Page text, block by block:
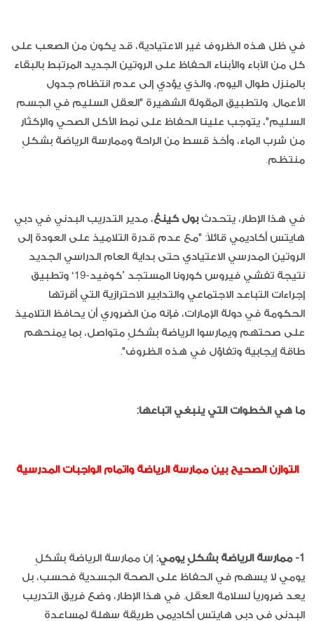
في ظل هذه الظروف غير الاعتيادية، قد يكون من الصعب على
كل من الآباء والأبناء الحفاظ على الروتين الجديد المرتبط بالبقاء
بالمنزل طوال اليوم، والذي يؤدي إلى عدم انتظام جدول
الأعمال. ولتطبيق المقولة الشهيرة "العقل السليم في الجسم
السليم"، يتوجب علينا الحفاظ على نمط الأكل الصحي والإكثار
من شرب الماء، وأخذ قسط من الراحة وممارسة الرياضة بشكلٍ
منتظم.
في هذا الإطار، يتحدثبول كينغ، مدير التدريب البدني في دبي
هايتس أكاديمي قائلاً: "مع عدم قدرة التلاميذ على العودة إلى
الروتين المدرسي الاعتيادي حتى بداية العام الدراسي الجديد
نتيجة تفشي فيروس كورونا المستجد ’كوفيد-19‘ وتطبيق
إجراءات التباعد الاجتماعي والتدابير الاحترازية التي أقرتها
الحكومة في دولة الإمارات، فإنه من الضروري أن يحافظ التلاميذ
على صحتهم ويمارسوا الرياضة بشكلٍ متواصل، بما يمنحهم
طاقة إيجابية وتفاؤل في هذه الظروف".
ما هي الخطوات التي ينبغي اتباعها:
التوازن الصحيح بين ممارسة الرياضة واتمام الواجبات المدرسية
1- ممارسة الرياضة بشكلٍ يومي: إن ممارسة الرياضة بشكلٍ
يومي لا يسهم في الحفاظ على الصحة الجسدية فحسب، بل
يعد ضرورياً لسلامة العقل. في هذا الإطار، وضع فريق التدريب
البدني في دبي هايتس أكاديمي طريقة سهلة لمساعدة